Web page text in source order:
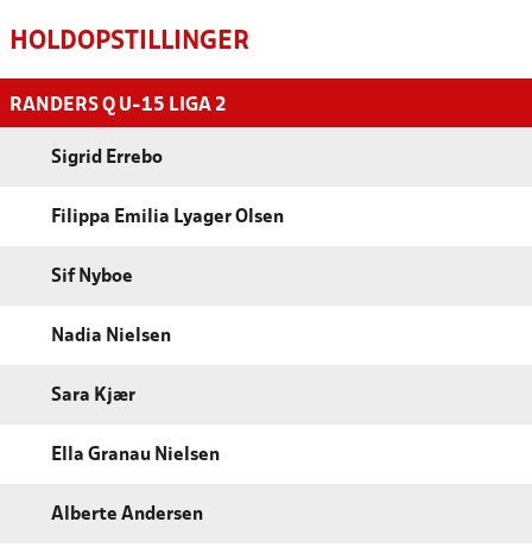
HOLDOPSTILLINGER
RANDERS Q U-15 LIGA 2
Sigrid Errebo
Filippa Emilia Lyager Olsen
Sif Nyboe
Nadia Nielsen
Sara Kjær
Ella Granau Nielsen
Alberte Andersen